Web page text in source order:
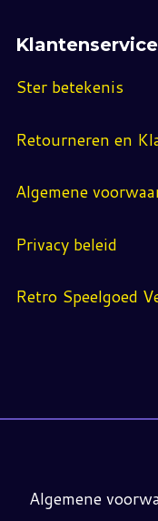
Klantenservice
Ster betekenis
Retourneren en
Algemene
Privacy beleid
Retro Speelgoed
Algemene